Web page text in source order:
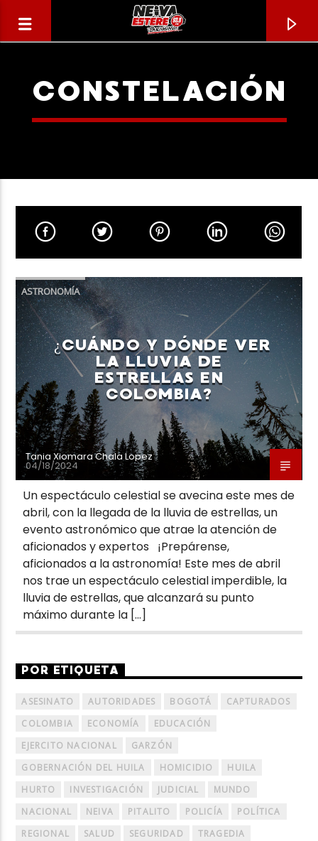
TÍTULO
ARTISTA
Neiva Estereo
CONSTELACIÓN
ASTRONOMÍA
¿CUÁNDO Y DÓNDE VER
LA LLUVIA DE
ESTRELLAS EN
COLOMBIA?
Tania Xiomara Chala Lopez
04/18/2024
Un espectáculo celestial se avecina este mes de
abril, con la llegada de la lluvia de estrellas, un
evento astronómico que atrae la atención de
aficionados y expertos ¡Prepárense,
aficionados a la astronomía! Este mes de abril
nos trae un espectáculo celestial imperdible, la
lluvia de estrellas, que alcanzará su punto
máximo durante la […]
POR ETIQUETA
ASESINATO AUTORIDADES BOGOTÁ
CAPTURADOS
COLOMBIA
ECONOMÍA
EDUCACIÓN
EJERCITO NACIONAL
GARZÓN
GOBERNACIÓN DEL HUILA
HOMICIDIO
HUILA
HURTO
INVESTIGACIÓN JUDICIAL
MUNDO
NACIONAL
NEIVA PITALITO POLICÍA
POLÍTICA
REGIONAL
SALUD SEGURIDAD
TRAGEDIA